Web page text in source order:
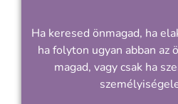
Ha keresed önmagad, ha
ha folyton ugyan abban az
magad, vagy csak ha